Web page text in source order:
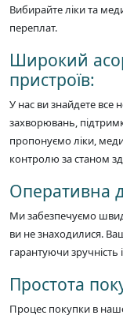
Вибирайте ліки та
переплат.
Широкий
пристроїв:
У нас ви знайдете все
захворювань,
пропонуємо ліки,
контролю за станом
Оперативна
Ми забезпечуємо
ви не знаходилися.
гарантуючи зручність
Простота
Процес покупки в